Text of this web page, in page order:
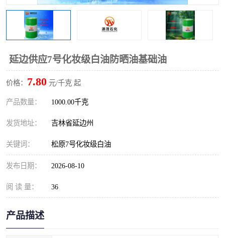
延边供应7号化妆级白油防晒油基础油
价格： 7.80 元/千克 起
产品数量： 1000.00千克
发货地址： 吉林省延边州
关键词： 松原7号化妆级白油
发布日期： 2026-08-10
阅 读 量： 36
产品描述